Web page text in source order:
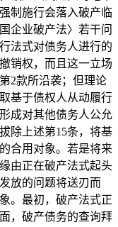
制施行会落入破产临
企业破产法〉若干问
法式对债务人进行的
销权，而且这一立场
2款所沿袭；但理论
基于债权人从动履行
成对其他债务人公允
除上述第15条，将基
合用对象。若是将来
由正在破产法式起头
放的问题将送刃而
。最初，破产法式正
，破产债务的查询拜